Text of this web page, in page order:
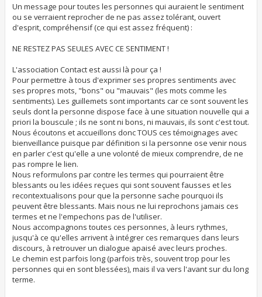
s
a
g
e
Un message pour toutes les personnes qui auraient le sentiment
ou se verraient reprocher de ne pas assez tolérant, ouvert
d'esprit, compréhensif (ce qui est assez fréquent) :
NE RESTEZ PAS SEULES AVEC CE SENTIMENT !
L'association Contact est aussi là pour ça !
Pour permettre à tous d'exprimer ses propres sentiments avec
ses propres mots, "bons" ou "mauvais" (les mots comme les
sentiments). Les guillemets sont importants car ce sont souvent les
seuls dont la personne dispose face à une situation nouvelle qui a
priori la bouscule ; ils ne sont ni bons, ni mauvais, ils sont c'est tout.
Nous écoutons et accueillons donc TOUS ces témoignages avec
bienveillance puisque par définition si la personne ose venir nous
en parler c'est qu'elle a une volonté de mieux comprendre, de ne
pas rompre le lien.
Nous reformulons par contre les termes qui pourraient être
blessants ou les idées reçues qui sont souvent fausses et les
recontextualisons pour que la personne sache pourquoi ils
peuvent être blessants. Mais nous ne lui reprochons jamais ces
termes et ne l'empechons pas de l'utiliser.
Nous accompagnons toutes ces personnes, à leurs rythmes,
jusqu'à ce qu'elles arrivent à intégrer ces remarques dans leurs
discours, à retrouver un dialogue apaisé avec leurs proches.
Le chemin est parfois long (parfois très, souvent trop pour les
personnes qui en sont blessées), mais il va vers l'avant sur du long
terme.